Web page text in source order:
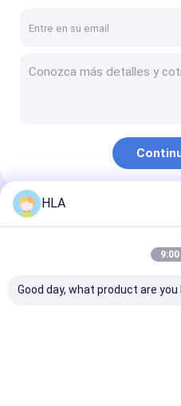
purificador de aceite de
Purificador de aceite
Vacío purificador de aceite
Nuestras Categorías
HLA
9:00
Good day, what product are you